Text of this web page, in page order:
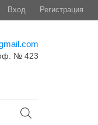
Вход Регистрация
оф. № 423